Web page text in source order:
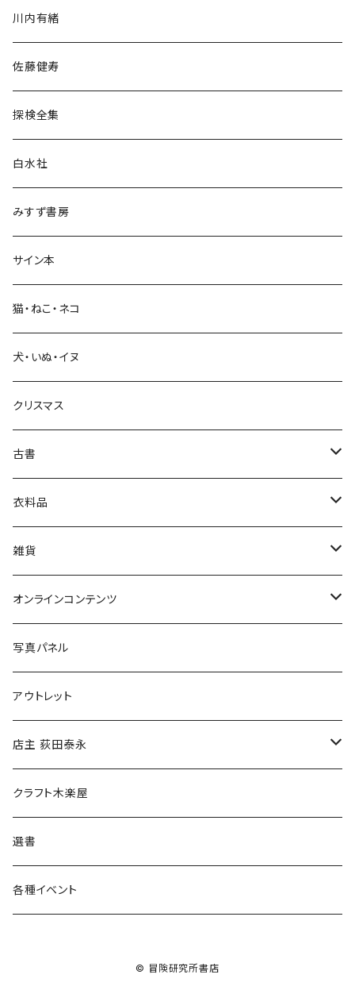
民族・風習
言語・ことば
生活・暮らし
芸術・絵画・写真
絵本・児童書
娯楽・エンターテインメント
川内有緒
佐藤健寿
探検全集
白水社
みすず書房
サイン本
猫・ねこ・ネコ
犬・いぬ・イヌ
クリスマス
古書
古書セット
美術
衣料品
POLEWARDS
Tシャツ
雑貨
バッグ
ブックカバー
マグカップ
傘
食料品
その他
オンラインコンテンツ
冒険クロストーク
写真パネル
アウトレット
店主 荻田泰永
書籍
ウェア
クラフト木楽屋
選書
各種イベント
© 冒険研究所書店